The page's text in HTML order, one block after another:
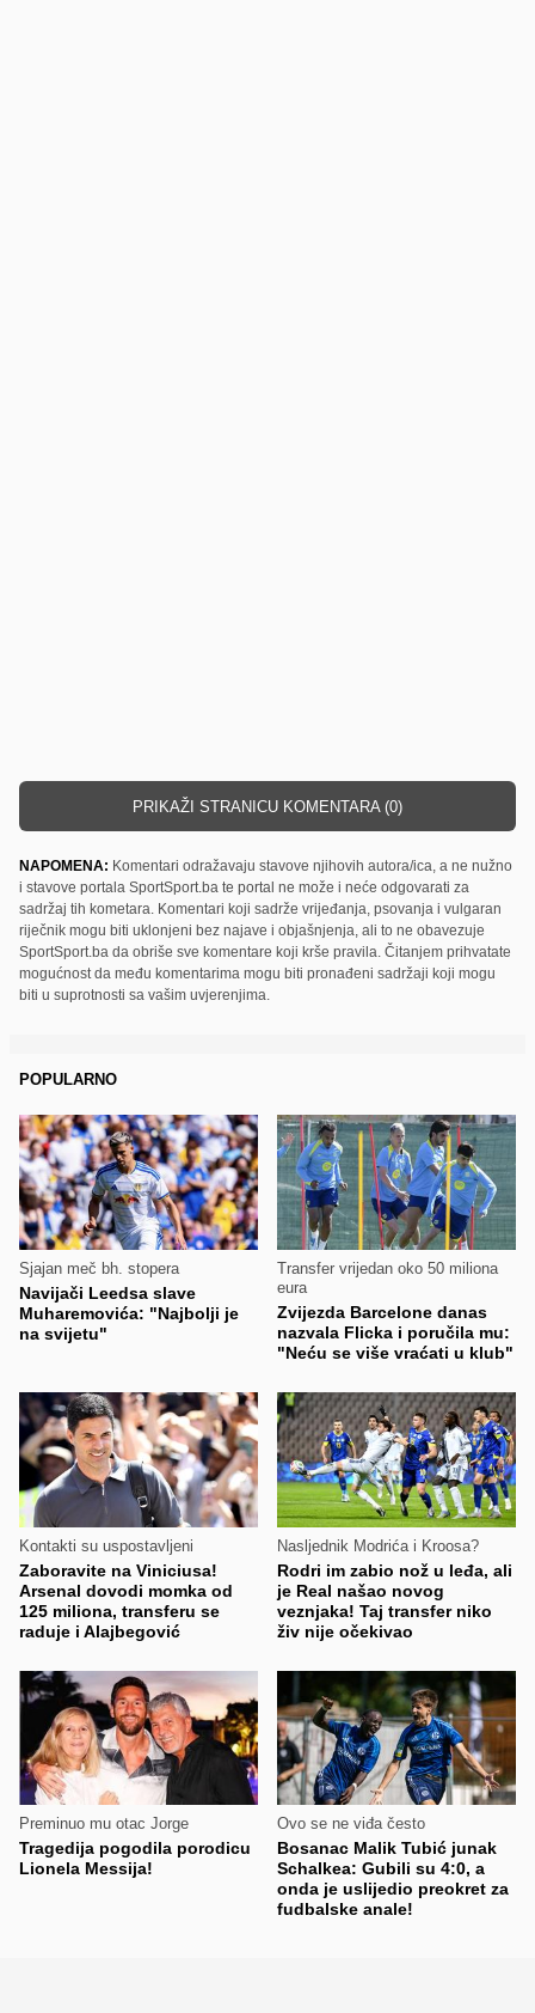
PRIKAŽI STRANICU KOMENTARA (0)
NAPOMENA: Komentari odražavaju stavove njihovih autora/ica, a ne nužno
i stavove portala SportSport.ba te portal ne može i neće odgovarati za
sadržaj tih kometara. Komentari koji sadrže vrijeđanja, psovanja i vulgaran
riječnik mogu biti uklonjeni bez najave i objašnjenja, ali to ne obavezuje
SportSport.ba da obriše sve komentare koji krše pravila. Čitanjem prihvatate
mogućnost da među komentarima mogu biti pronađeni sadržaji koji mogu
biti u suprotnosti sa vašim uvjerenjima.
POPULARNO
Sjajan meč bh. stopera
Navijači Leedsa slave
Muharemovića: "Najbolji je
na svijetu"
Transfer vrijedan oko 50 miliona
eura
Zvijezda Barcelone danas
nazvala Flicka i poručila mu:
"Neću se više vraćati u klub"
Kontakti su uspostavljeni
Zaboravite na Viniciusa!
Arsenal dovodi momka od
125 miliona, transferu se
raduje i Alajbegović
Nasljednik Modrića i Kroosa?
Rodri im zabio nož u leđa, ali
je Real našao novog
veznjaka! Taj transfer niko
živ nije očekivao
Preminuo mu otac Jorge
Tragedija pogodila porodicu
Lionela Messija!
Ovo se ne viđa često
Bosanac Malik Tubić junak
Schalkea: Gubili su 4:0, a
onda je uslijedio preokret za
fudbalske anale!